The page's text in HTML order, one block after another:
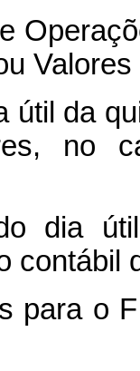
útil da
no
dia
contábil
para o